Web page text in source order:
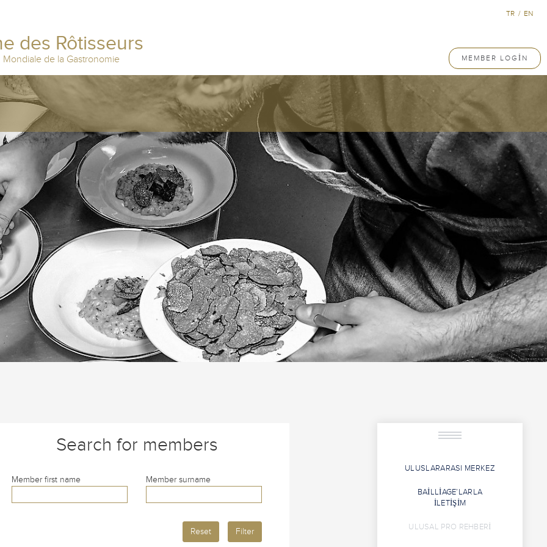
des Rôtisseurs
Mondiale de la Gastronomie MEMBER LOGIN
TR / EN
Search for members
Member first name Member surname
Reset Filter
ULUSLARARASI MERKEZ
BAILLIAGE’LARLA
İLETIŞIM
ULUSAL PRO REHBERI